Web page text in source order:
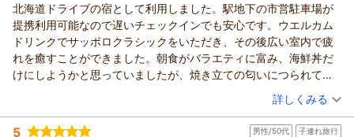
（返信日：2026/07/01）
ご旅行が少しでも快適でストレスのないものとなっていたので
あれば幸いでございます。
また、私どものスタッフのお子様への対応につきましても、
「子ども達も喜んでいる」との大変微笑ましく嬉しいお声をお
聞かせいただき、フロントスタッフも温かい気持ちでいっぱい
我が家のように安心してお過ごしいただけるようなおもてなし
リッチモンドホテル帯広駅前からの返信
この度はリッチモンドホテル帯広駅前へご宿泊いただきまして
誠にありがとうございます｡
ご滞在中は快適にお過ごしいただけたようで安心いたしました｡
また､たくさんのお褒めのお言葉をお寄せいただくことが出来､
ウェルカムドリンクもお楽しみいただけたご様子で嬉しく存じ
ます。
北海道ドライブの宿として利用しました。駅地下の市営駐車場が
提携利用可能なので遅いチェックインでも安心です。ウエルカム
ドリンクでサッポロクラシックをいただき、その後広い室内で疲
れを癒すことができました。朝食がバラエティに富み、海鮮丼だ
けにしようかと思っていましたが、焼き立ての匂いにつられて豚
丼も美味しくいただきました。チェックイン・アウトの際少し手
間取ってしまいましたが、フロントの方が親切に教えてくださっ
たので助かりました。帯広再訪の際はまた利用したい宿です。
（投稿日：2026/06/11）
宿泊時期： 2026年06月宿泊 (一人旅)
投稿者： まあさん
詳しくみる
5 男性/50代 子連れ旅行